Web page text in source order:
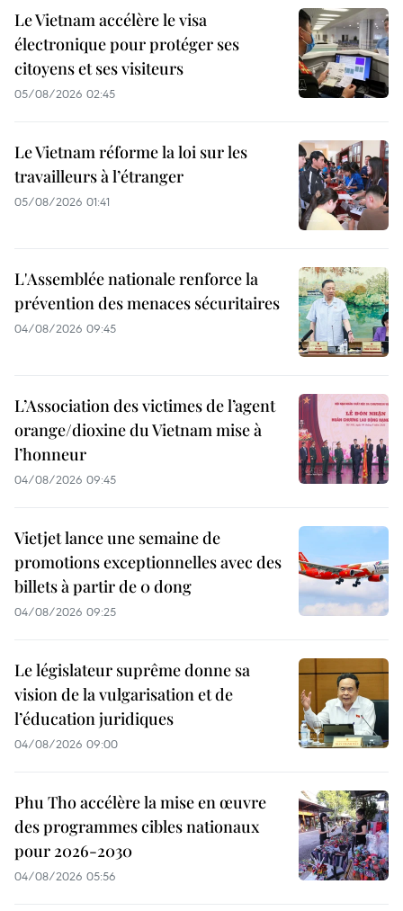
Le Vietnam accélère le visa
électronique pour protéger ses
citoyens et ses visiteurs
05/08/2026 02:45
Le Vietnam réforme la loi sur les
travailleurs à l’étranger
05/08/2026 01:41
L'Assemblée nationale renforce la
prévention des menaces sécuritaires
04/08/2026 09:45
L’Association des victimes de l’agent
orange/dioxine du Vietnam mise à
l’honneur
04/08/2026 09:45
Vietjet lance une semaine de
promotions exceptionnelles avec des
billets à partir de 0 dong
04/08/2026 09:25
Le législateur suprême donne sa
vision de la vulgarisation et de
l’éducation juridiques
04/08/2026 09:00
Phu Tho accélère la mise en œuvre
des programmes cibles nationaux
pour 2026-2030
04/08/2026 05:56